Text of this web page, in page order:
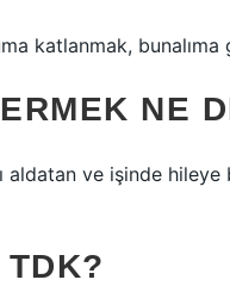
katlanmak, bunalıma
NE
aldatan ve işinde